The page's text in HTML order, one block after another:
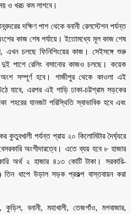
ও খরচ কম লাগবে।
দক্ষিণ পাশ থেকে বনানী রেলস্টেশন পর্যন্ত
কাজ শেষ পর্যায়ে। ইতোমধ্যে মূল কাজ শেষ
চলছে ফিনিশিংয়ের কাজ। সেইসঙ্গে শুরু
পাশে রেলিং বসানোর কাজও চলছে। কয়েক
অংশ সম্পূর্ণ হবে। গাজীপুর থেকে কাওলা এই
যাবে, এরপর এই গাড়ি ঢাকা-চট্টগ্রাম সড়কের
শহরের যানজট পরিস্থিতি স্বাভাবিক হবে এবং
কুতুবখালী পর্যন্ত প্রায় ২০ কিলোমিটার দৈর্ঘ্যরে
অংশীদারত্বে। এতে ব্যয় হবে ৮ হাজার
অর্থ ২ হাজার ৪১৩ কোটি টাকা। সরকারি-
তিন ধাপে উড়াল সড়ক প্রকল্প বাস্তবায়ন করা
বনানী, মহাখালী, তেজগাঁও, মগবাজার,